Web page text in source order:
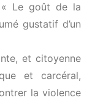
Le goût de la
gustatif d’un
et citoyenne
et carcéral,
la violence